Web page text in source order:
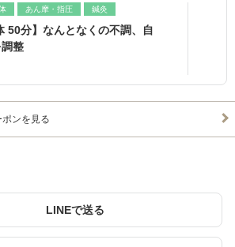
あん摩・指圧 鍼灸
50分】なんとなくの不調、自
整
ンを見る
LINEで送る